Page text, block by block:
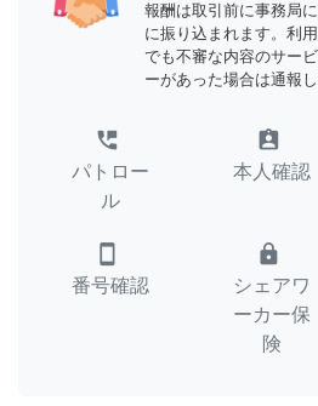
報酬は取引前に事務局
に振り込まれます。利
でも不審な内容のサー
ーがあった場合は通報し
perm_phone_msg
パトロー
ル
assignment_ind
本人確認
smartphone
番号確認
lock
シェアワ
ーカー保
険